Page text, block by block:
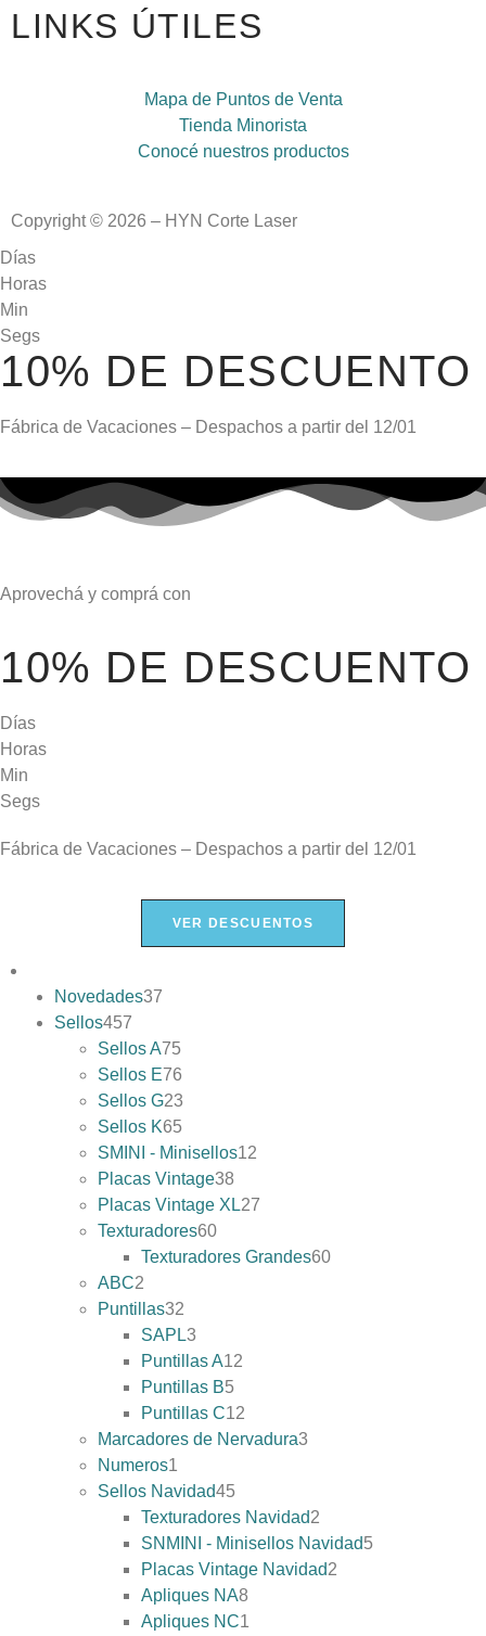
LINKS ÚTILES
Mapa de Puntos de Venta
Tienda Minorista
Conocé nuestros productos
Copyright © 2026 – HYN Corte Laser
10% DE DESCUENTO
Fábrica de Vacaciones – Despachos a partir del 12/01
Días
Horas
Min
Segs
Aprovechá y comprá con
10% DE DESCUENTO
Días
Horas
Min
Segs
Fábrica de Vacaciones – Despachos a partir del 12/01
VER DESCUENTOS
Novedades37
Sellos457
Sellos A75
Sellos E76
Sellos G23
Sellos K65
SMINI - Minisellos12
Placas Vintage38
Placas Vintage XL27
Texturadores60
Texturadores Grandes60
ABC2
Puntillas32
SAPL3
Puntillas A12
Puntillas B5
Puntillas C12
Marcadores de Nervadura3
Numeros1
Sellos Navidad45
Texturadores Navidad2
SNMINI - Minisellos Navidad5
Placas Vintage Navidad2
Apliques NA8
Apliques NC1